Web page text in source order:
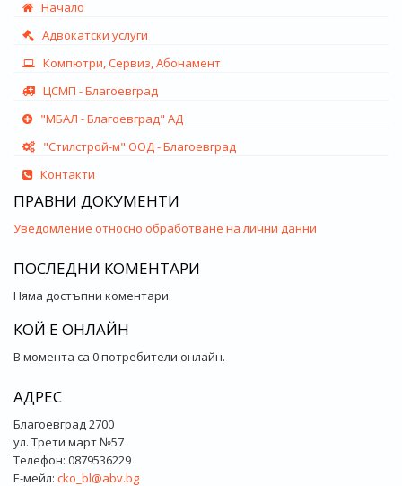
Начало
Адвокатски услуги
Компютри, Сервиз, Абонамент
ЦСМП - Благоевград
"МБАЛ - Благоевград" АД
"Стилстрой-м" ООД - Благоевград
Контакти
ПРАВНИ ДОКУМЕНТИ
Уведомление относно обработване на лични данни
ПОСЛЕДНИ КОМЕНТАРИ
Няма достъпни коментари.
КОЙ Е ОНЛАЙН
В момента са 0 потребители онлайн.
АДРЕС
Благоевград 2700
ул. Трети март №57
Телефон: 0879536229
Е-мейл: cko_bl@abv.bg